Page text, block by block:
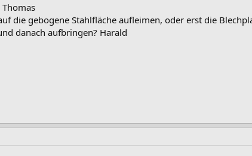
die gebogene Stahlfläche aufleimen, oder erst die
danach aufbringen? Harald